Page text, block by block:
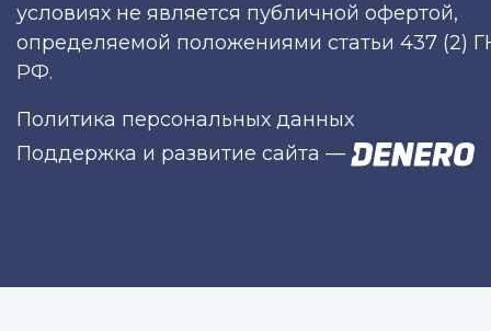
условиях не является публичной офертой,
определяемой положениями статьи 437 (2)
РФ.
Политика персональных данных
Поддержка и развитие сайта —